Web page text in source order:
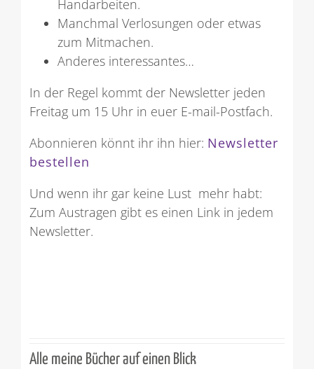
Handarbeiten.
Manchmal Verlosungen oder etwas
zum Mitmachen.
Anderes interessantes…
In der Regel kommt der Newsletter jeden
Freitag um 15 Uhr in euer E-mail-Postfach.
Abonnieren könnt ihr ihn hier: Newsletter
bestellen
Und wenn ihr gar keine Lust mehr habt:
Zum Austragen gibt es einen Link in jedem
Newsletter.
Alle meine Bücher auf einen Blick